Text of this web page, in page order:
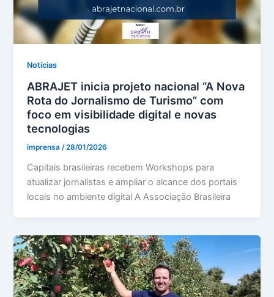
Notícias
ABRAJET inicia projeto nacional “A Nova
Rota do Jornalismo de Turismo” com
foco em visibilidade digital e novas
tecnologias
imprensa/28/01/2026
Capitais brasileiras recebem Workshops para
atualizar jornalistas e ampliar o alcance dos portais
locais no ambiente digital A Associação Brasileira